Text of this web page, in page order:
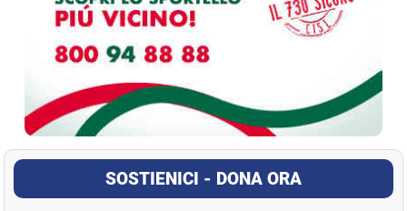
SOSTIENICI - DONA ORA